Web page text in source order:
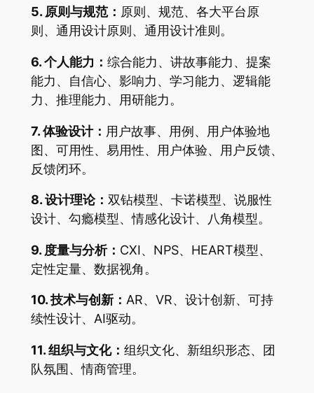
5. 原则与规范： 原则、规范、各大平台原
则、通用设计原则、通用设计准则。
6. 个人能力： 综合能力、讲故事能力、提案
能力、自信心、影响力、学习能力、逻辑能
力、推理能力、用研能力。
7. 体验设计： 用户故事、用例、用户体验地
图、可用性、易用性、用户体验、用户反馈、
反馈闭环。
8. 设计理论： 双钻模型、卡诺模型、说服性
设计、勾瘾模型、情感化设计、八角模型。
9. 度量与分析： CXI、NPS、HEART模型、
定性定量、数据视角。
10. 技术与创新： AR、VR、设计创新、可持
续性设计、AI驱动。
11. 组织与文化： 组织文化、新组织形态、团
队氛围、情商管理。